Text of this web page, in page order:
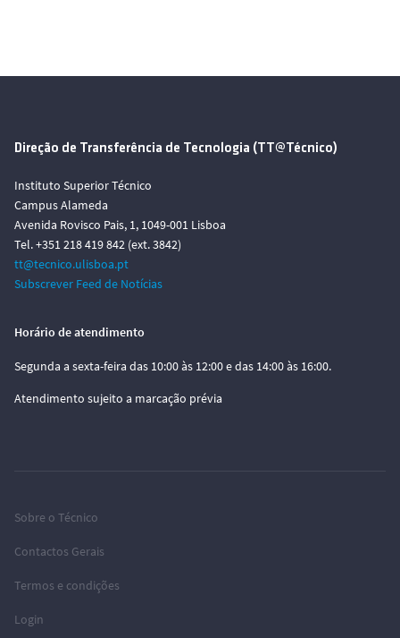
Direção de Transferência de Tecnologia (TT@Técnico)
Instituto Superior Técnico
Campus Alameda
Avenida Rovisco Pais, 1, 1049-001 Lisboa
Tel. +351 218 419 842 (ext. 3842)
tt@tecnico.ulisboa.pt
Subscrever Feed de Notícias
Horário de atendimento
Segunda a sexta-feira das 10:00 às 12:00 e das 14:00 às 16:00.
Atendimento sujeito a marcação prévia
Sobre o Técnico
Contactos Gerais
Termos e condições
Login